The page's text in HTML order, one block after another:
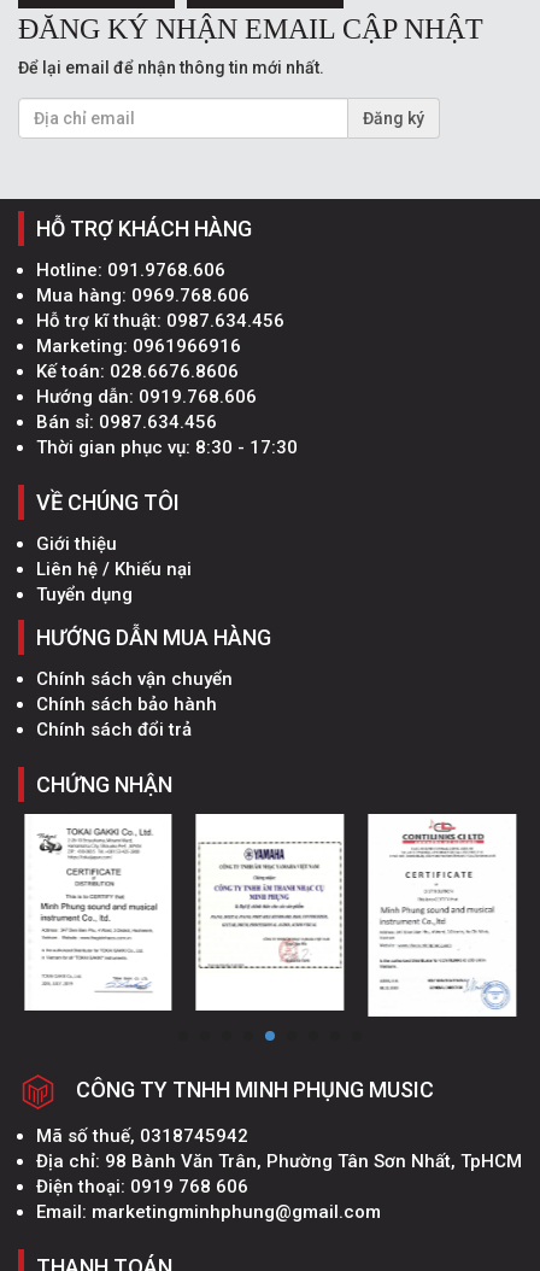
ĐĂNG KÝ NHẬN EMAIL CẬP NHẬT
Để lại email để nhận thông tin mới nhất.
Đăng ký
HỖ TRỢ KHÁCH HÀNG
Hotline: 091.9768.606
Mua hàng: 0969.768.606
Hỗ trợ kĩ thuật: 0987.634.456
Marketing: 0961966916
Kế toán: 028.6676.8606
Hướng dẫn: 0919.768.606
Bán sỉ: 0987.634.456
Thời gian phục vụ: 8:30 - 17:30
VỀ CHÚNG TÔI
Giới thiệu
Liên hệ / Khiếu nại
Tuyển dụng
HƯỚNG DẪN MUA HÀNG
Chính sách vận chuyển
Chính sách bảo hành
Chính sách đổi trả
CHỨNG NHẬN
CÔNG TY TNHH MINH PHỤNG MUSIC
Mã số thuế, 0318745942
Địa chỉ: 98 Bành Văn Trân, Phường Tân Sơn Nhất, TpHCM
Điện thoại: 0919 768 606
Email: marketingminhphung@gmail.com